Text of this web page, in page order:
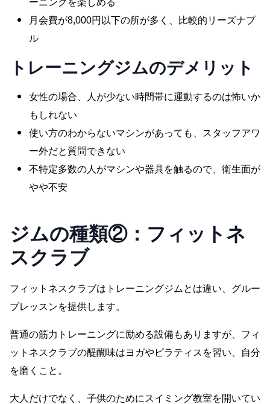
ーニングを楽しめる
月会費が8,000円以下の所が多く、比較的リーズナブ
ル
トレーニングジムのデメリット
女性の場合、人が少ない時間帯に運動するのは怖いか
もしれない
使い方のわからないマシンがあっても、スタッフアワ
ー外だと質問できない
不特定多数の人がマシンや器具を触るので、衛生面が
やや不安
ジムの種類②： フィットネ
スクラブ
フィットネスクラブはトレーニングジムとは違い、グルー
プレッスンを提供します。
普通の筋力トレーニングに励める設備もありますが、フィ
ットネスクラブの醍醐味はヨガやピラティスを習い、自分
を磨くこと。
大人だけでなく、子供のためにスイミング教室を開いてい